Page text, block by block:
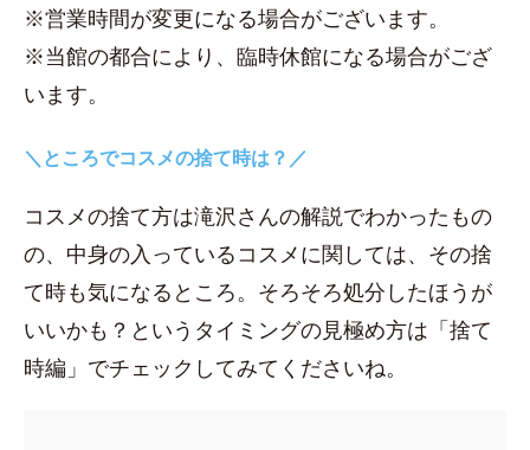
※営業時間が変更になる場合がございます。
※当館の都合により、臨時休館になる場合がござ
います。
＼ところでコスメの捨て時は？／
コスメの捨て方は滝沢さんの解説でわかったもの
の、中身の入っているコスメに関しては、その捨
て時も気になるところ。そろそろ処分したほうが
いいかも？というタイミングの見極め方は「捨て
時編」でチェックしてみてくださいね。